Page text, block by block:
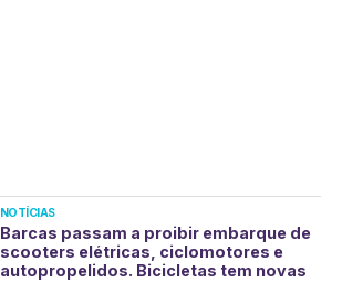
NOTÍCIAS
Barcas passam a proibir embarque de
scooters elétricas, ciclomotores e
autopropelidos. Bicicletas tem novas